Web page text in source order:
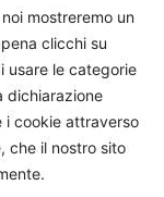
mostreremo un
clicchi su
usare le categorie
dichiarazione
i cookie attraverso
che il nostro sito